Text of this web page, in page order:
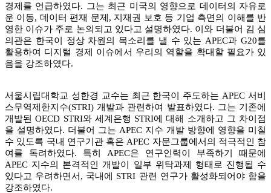
경제를 언급하였다. 그는 최근 미국의 영향으로 데이터의 자유로
운 이동, 데이터 편재 문제, 지재권 보호 등 기업 측면의 이해를 반
영한 이슈가 주로 논의되고 있다고 설명하였다. 이와 더불어 김 심
의관은 한국이 정상 차원의 목소리를 낼 수 있는 APEC과 G20를
활용하여 디지털 경제 이슈에서 우리의 역할을 확대할 필요가 있
음을 강조하였다.
서울시립대학교 성한경 교수는 최근 한국이 주도하는 APEC 서비
스무역제한지수(STRI) 개발과 관련하여 발표하였다. 그는 기존에
개발된 OECD STRI와 세계은행 STRI에 대해 소개하고 그 차이점
을 설명하였다. 더불어 그는 APEC 지수 개발 방향에 영향을 미칠
수 있도록 국내 연구기관 혹은 APEC 자문그룹에서의 적극적인 참
여를 독려하였다. 특히 APEC은 연구인력이 부족하기 때문에
APEC 지수의 본격적인 개발이 일부 위탁과제 형태로 진행될 수
있다고 우려하면서, 국내에 STRI 관련 연구가 활성화되어야 함을
강조하였다.